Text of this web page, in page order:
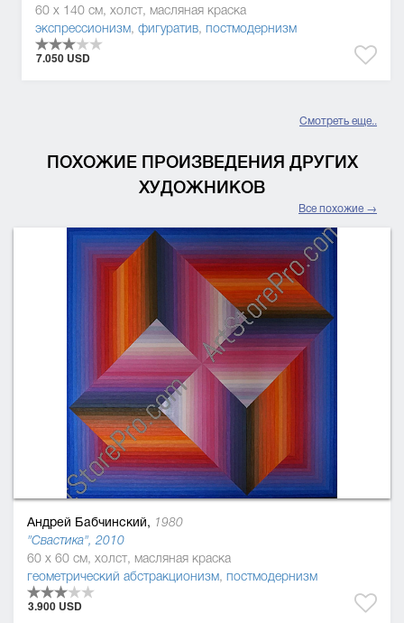
60 x 140 см, холст, масляная краска
экспрессионизм, фигуратив, постмодернизм
7.050 USD
Смотреть еще..
ПОХОЖИЕ ПРОИЗВЕДЕНИЯ ДРУГИХ
ХУДОЖНИКОВ
Все похожие →
Андрей Бабчинский, 1980
"Свастика", 2010
60 x 60 см, холст, масляная краска
геометрический абстракционизм, постмодернизм
3.900 USD